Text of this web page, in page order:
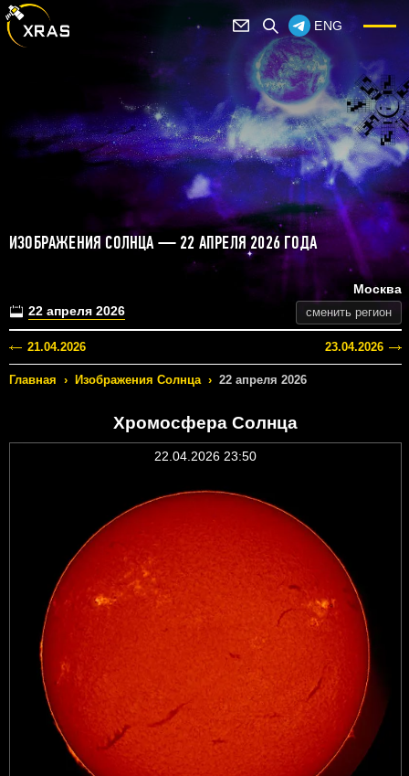
ENG
ИЗОБРАЖЕНИЯ СОЛНЦА — 22 АПРЕЛЯ 2026 ГОДА
22 апреля 2026
Москва
сменить регион
21.04.2026 23.04.2026
Главная › Изображения Солнца › 22 апреля 2026
Хромосфера Солнца
22.04.2026 23:50